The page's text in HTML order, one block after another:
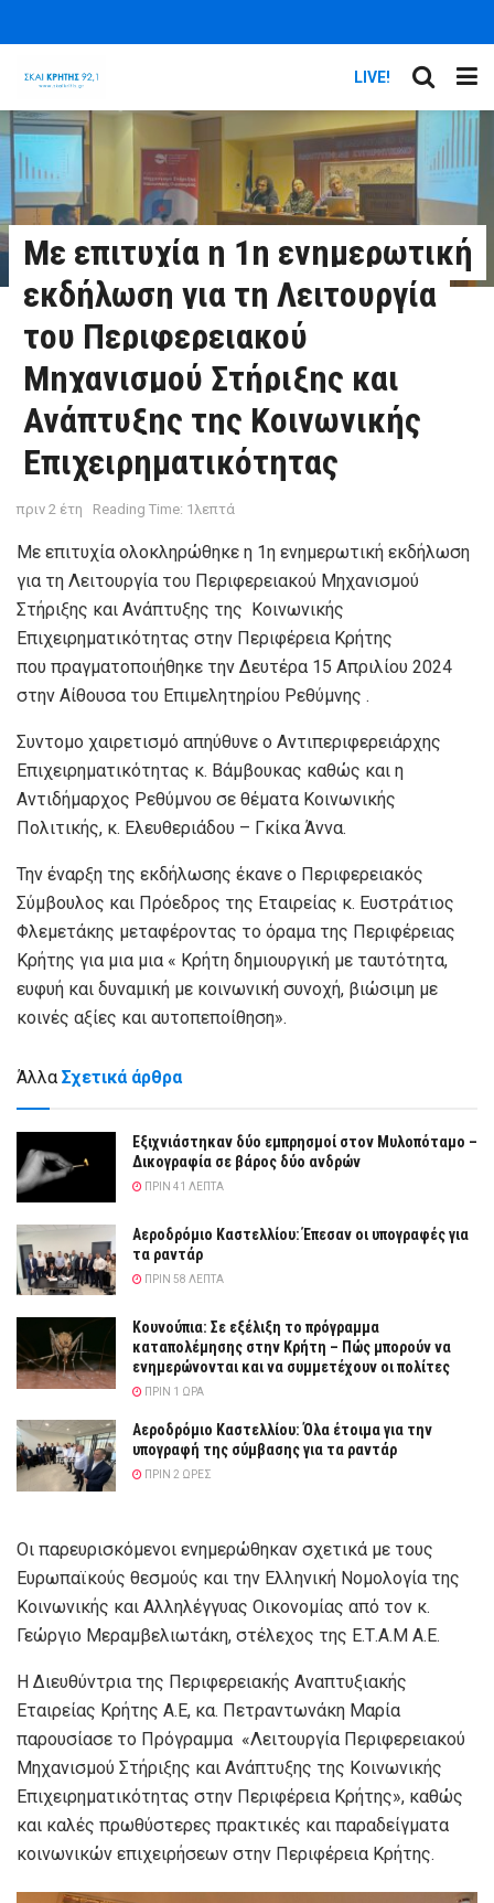
LIVE!
Με επιτυχία η 1η ενημερωτική
εκδήλωση για τη Λειτουργία
του Περιφερειακού
Μηχανισμού Στήριξης και
Ανάπτυξης της Κοινωνικής
Επιχειρηματικότητας
πριν 2 έτη Reading Time: 1λεπτά
Με επιτυχία ολοκληρώθηκε η 1η ενημερωτική εκδήλωση
για τη Λειτουργία του Περιφερειακού Μηχανισμού
Στήριξης και Ανάπτυξης της Κοινωνικής
Επιχειρηματικότητας στην Περιφέρεια Κρήτης
που πραγματοποιήθηκε την Δευτέρα 15 Απριλίου 2024
στην Αίθουσα του Επιμελητηρίου Ρεθύμνης .
Συντομο χαιρετισμό απηύθυνε ο Αντιπεριφερειάρχης
Επιχειρηματικότητας κ. Βάμβουκας καθώς και η
Αντιδήμαρχος Ρεθύμνου σε θέματα Κοινωνικής
Πολιτικής, κ. Ελευθεριάδου – Γκίκα Άννα.
Την έναρξη της εκδήλωσης έκανε ο Περιφερειακός
Σύμβουλος και Πρόεδρος της Εταιρείας κ. Ευστράτιος
Φλεμετάκης μεταφέροντας το όραμα της Περιφέρειας
Κρήτης για μια μια « Κρήτη δημιουργική με ταυτότητα,
ευφυή και δυναμική με κοινωνική συνοχή, βιώσιμη με
κοινές αξίες και αυτοπεποίθηση».
Άλλα Σχετικά άρθρα
Εξιχνιάστηκαν δύο εμπρησμοί στον Μυλοπόταμο –
Δικογραφία σε βάρος δύο ανδρών
ΠΡΙΝ 41 ΛΕΠΤΆ
Αεροδρόμιο Καστελλίου: Έπεσαν οι υπογραφές για
τα ραντάρ
ΠΡΙΝ 58 ΛΕΠΤΆ
Κουνούπια: Σε εξέλιξη το πρόγραμμα
καταπολέμησης στην Κρήτη – Πώς μπορούν να
ενημερώνονται και να συμμετέχουν οι πολίτες
ΠΡΙΝ 1 ΏΡΑ
Αεροδρόμιο Καστελλίου: Όλα έτοιμα για την
υπογραφή της σύμβασης για τα ραντάρ
ΠΡΙΝ 2 ΏΡΕΣ
Οι παρευρισκόμενοι ενημερώθηκαν σχετικά με τους
Ευρωπαϊκούς θεσμούς και την Ελληνική Νομολογία της
Κοινωνικής και Αλληλέγγυας Οικονομίας από τον κ.
Γεώργιο Μεραμβελιωτάκη, στέλεχος της Ε.Τ.Α.Μ Α.Ε.
Η Διευθύντρια της Περιφερειακής Αναπτυξιακής
Εταιρείας Κρήτης Α.Ε, κα. Πετραντωνάκη Μαρία
παρουσίασε το Πρόγραμμα «Λειτουργία Περιφερειακού
Μηχανισμού Στήριξης και Ανάπτυξης της Κοινωνικής
Επιχειρηματικότητας στην Περιφέρεια Κρήτης», καθώς
και καλές πρωθύστερες πρακτικές και παραδείγματα
κοινωνικών επιχειρήσεων στην Περιφέρεια Κρήτης.